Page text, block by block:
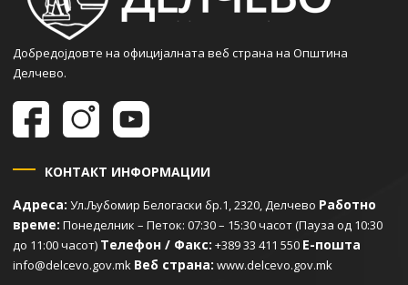
Добредојдовте на официјалната веб страна на Општина
Делчево.
КОНТАКТ ИНФОРМАЦИИ
Адреса: Ул.Љубомир Белогаски бр.1, 2320, Делчево Работно
време: Понеделник – Петок: 07:30 – 15:30 часот (Пауза од 10:30
до 11:00 часот) Телефон / Факс: +389 33 411 550 Е-пошта
info@delcevo.gov.mk Веб страна: www.delcevo.gov.mk